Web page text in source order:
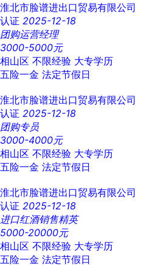
淮北市脸谱进出口贸易有限公司
认证 2025-12-18
团购运营经理
3000-5000元
相山区 不限经验 大专学历
五险一金 法定节假日
淮北市脸谱进出口贸易有限公司
认证 2025-12-18
团购专员
3000-4000元
相山区 不限经验 大专学历
五险一金 法定节假日
淮北市脸谱进出口贸易有限公司
认证 2025-12-18
进口红酒销售精英
5000-20000元
相山区 不限经验 大专学历
五险一金 法定节假日